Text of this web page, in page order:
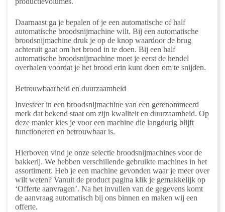
Daarnaast ga je bepalen of je een automatische of half
automatische broodsnijmachine wilt. Bij een automatische
broodsnijmachine druk je op de knop waardoor de brug
achteruit gaat om het brood in te doen. Bij een half
automatische broodsnijmachine moet je eerst de hendel
overhalen voordat je het brood erin kunt doen om te snijden.
Betrouwbaarheid en duurzaamheid
Investeer in een broodsnijmachine van een gerenommeerd
merk dat bekend staat om zijn kwaliteit en duurzaamheid. Op
deze manier kies je voor een machine die langdurig blijft
functioneren en betrouwbaar is.
Hierboven vind je onze selectie broodsnijmachines voor de
bakkerij. We hebben verschillende gebruikte machines in het
assortiment. Heb je een machine gevonden waar je meer over
wilt weten? Vanuit de product pagina klik je gemakkelijk op
‘Offerte aanvragen’. Na het invullen van de gegevens komt
de aanvraag automatisch bij ons binnen en maken wij een
offerte.